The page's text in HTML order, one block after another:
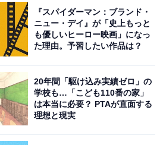
ア』のメインキャスターも歴任
！～書写から書道へ～』
窓café ～窓辺でcafé time～』
広い番組で活躍中です。
『スパイダーマン：ブランド・
ニュー・デイ』が「史上もっと
も優しいヒーロー映画」になっ
た理由。予習したい作品は？
20年間「駆け込み実績ゼロ」の
学校も…「こども110番の家」
は本当に必要？ PTAが直面する
理想と現実